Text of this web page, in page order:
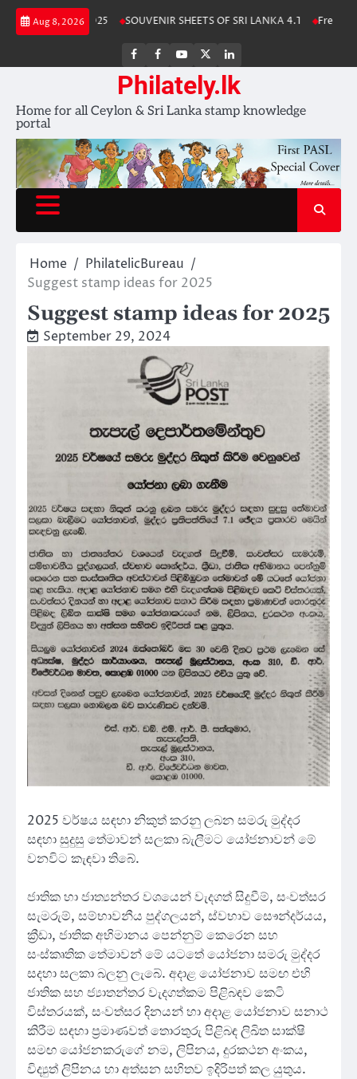
Skip
Aug 8, 2026
Stamp Album 2025 SOUVENIR SHEETS OF SRI LANKA 4.1 Free
FB
FB
group
Youtube
Channel
page
LinkedIn
Philately.lk
Home for all Ceylon & Sri Lanka stamp knowledge
portal
Home
PhilatelicBureau
Suggest stamp ideas for 2025
Suggest stamp ideas for 2025
September 29, 2024
2025 වර්ෂය සඳහා නිකුත් කරනු ලබන සමරු මුද්දර
සඳහා සුදුසු තේමාවන් සලකා බැලීමට යෝජනාවන් මේ
වනවිට කැඳවා තිබේ.
ජාතික හා ජාත්‍යන්තර වශයෙන් වැදගත් සිදුවීම්, සංවත්සර
සැමරුම්, සම්භාවනීය පුද්ගලයන්, ස්වභාව සෞන්දර්යය,
ක්‍රීඩා, ජාතික අභිමානය පෙන්නුම් කෙරෙන සහ
සංස්කෘතික තේමාවන් මේ යටතේ යෝජනා සමරු මුද්දර
සදහා සලකා බලනු ලැබේ. අදාළ යෝජනාව සමඟ එහි
ජාතික සහ ජ්‍යාතන්තර වැදගත්කම පිළිබඳව කෙටි
විස්තරයක්, සංවත්සර දිනයන් හා අදාළ යෝජනාව සනාථ
කිරීම සඳහා ප්‍රමාණවත් තොරතුරු පිළිබඳ ලිඛිත සාක්ෂි
සමඟ යෝජනකරුගේ නම, ලිපිනය, දුරකථන අංකය,
විද්‍යුත් ලිපිනය හා අත්සන සහිතව ඉදිරිපත් කල යුතුය.